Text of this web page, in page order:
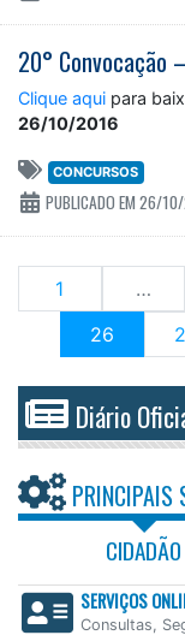
20° Convocação
Clique aqui para
26/10/2016
CONCURSOS
PUBLICADO EM 26/
1 …
26
Diário
PRINCIPAIS
CIDADÃO
SERVIÇOS
Consultas,